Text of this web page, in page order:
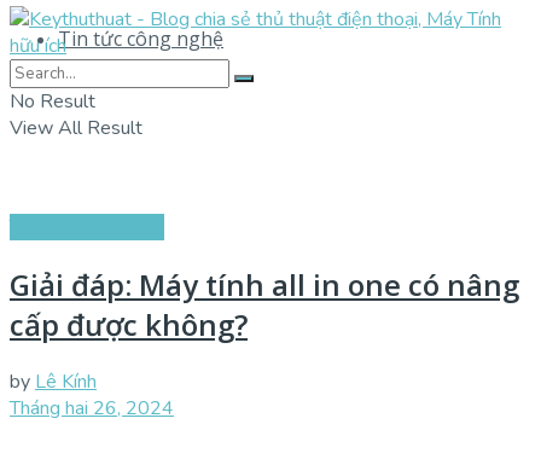
Tin tức công nghệ
No Result
View All Result
Giải đáp: Máy tính all in one có nâng
cấp được không?
by Lê Kính
Tháng hai 26, 2024